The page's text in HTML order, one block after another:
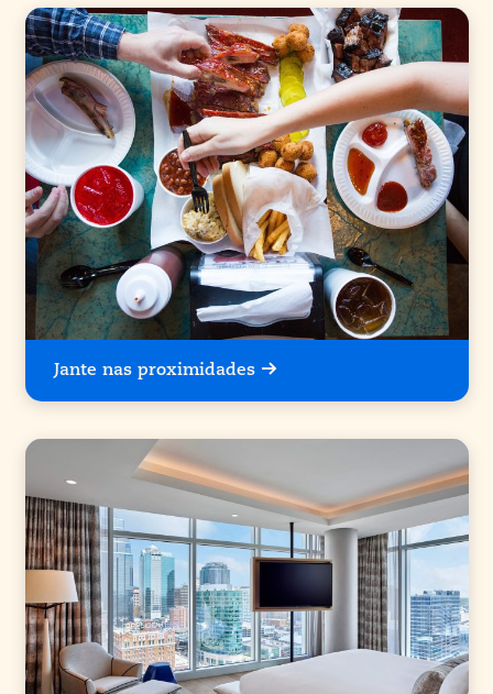
Jante nas proximidades